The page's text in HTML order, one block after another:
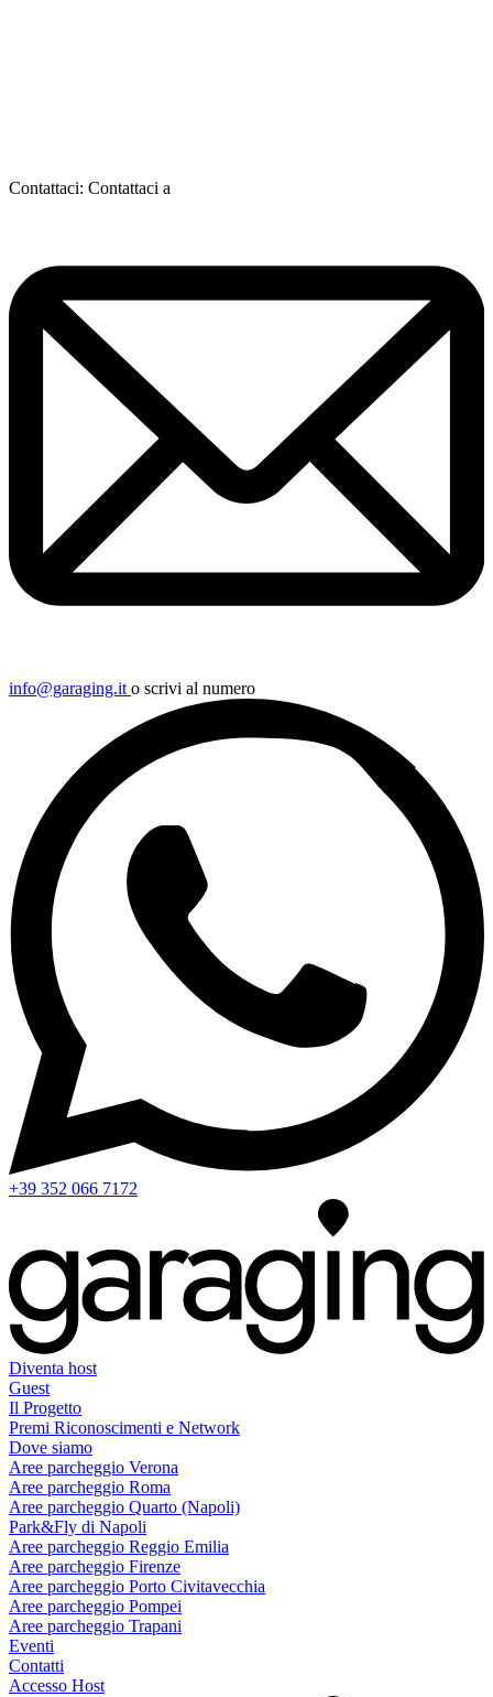
Contattaci: Contattaci a
info@garaging.it o scrivi al numero
+39 352 066 7172
Diventa host
Guest
Il Progetto
Premi Riconoscimenti e Network
Dove siamo
Aree parcheggio Verona
Aree parcheggio Roma
Aree parcheggio Quarto (Napoli)
Park&Fly di Napoli
Aree parcheggio Reggio Emilia
Aree parcheggio Firenze
Aree parcheggio Porto Civitavecchia
Aree parcheggio Pompei
Aree parcheggio Trapani
Eventi
Contatti
Accesso Host